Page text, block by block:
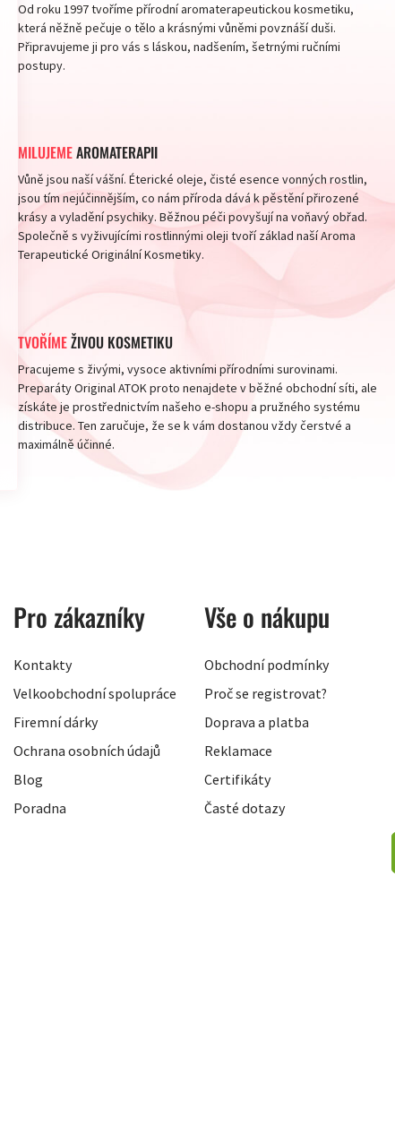
Od roku 1997 tvoříme přírodní aromaterapeutickou kosmetiku,
která něžně pečuje o tělo a krásnými vůněmi povznáší duši.
Připravujeme ji pro vás s láskou, nadšením, šetrnými ručními
postupy.
MILUJEMEAROMATERAPII
Vůně jsou naší vášní. Éterické oleje, čisté esence vonných rostlin,
jsou tím nejúčinnějším, co nám příroda dává k pěstění přirozené
krásy a vyladění psychiky. Běžnou péči povyšují na voňavý obřad.
Společně s vyživujícími rostlinnými oleji tvoří základ naší Aroma
Terapeutické Originální Kosmetiky.
TVOŘÍMEŽIVOU KOSMETIKU
Pracujeme s živými, vysoce aktivními přírodními surovinami.
Preparáty Original ATOK proto nenajdete v běžné obchodní síti, ale
získáte je prostřednictvím našeho e-shopu a pružného systému
distribuce. Ten zaručuje, že se k vám dostanou vždy čerstvé a
maximálně účinné.
Pro zákazníky
Kontakty
Velkoobchodní spolupráce
Firemní dárky
Ochrana osobních údajů
Blog
Poradna
Vše o nákupu
Obchodní podmínky
Proč se registrovat?
Doprava a platba
Reklamace
Certifikáty
Časté dotazy